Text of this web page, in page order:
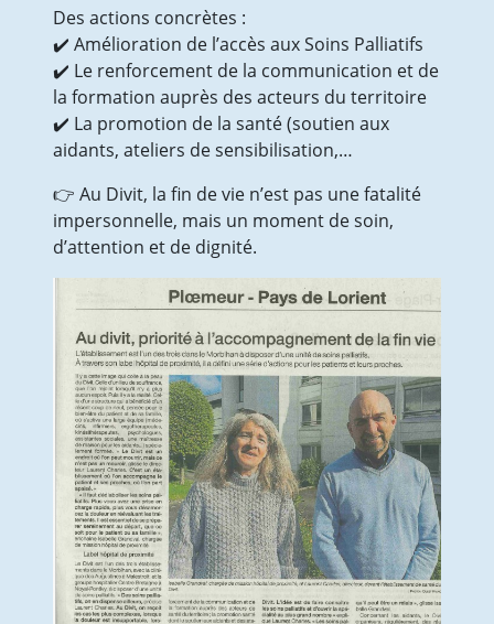
EHPAD
Présentation du service
Votre logement
Les Prestations hôtelières
Tarifs et Aides Financières
Qualité, Usagers
Ateliers prévention des chutes
Présentation et programme
Actualité & Presse
Galerie photos
Animations collectives au Divit
Présentation et programme
Actualité & Presse
Galerie photos
Soutien aux aidants
Actualité & Presse
Actualités
Recrutement
Nous contacter
Formulaire en ligne
Annuaire
Des actions concrètes :
✔️ Amélioration de l’accès aux Soins Palliatifs
✔️ Le renforcement de la communication et de
la formation auprès des acteurs du territoire
✔️ La promotion de la santé (soutien aux
aidants, ateliers de sensibilisation,…
👉 Au Divit, la fin de vie n’est pas une fatalité
impersonnelle, mais un moment de soin,
d’attention et de dignité.